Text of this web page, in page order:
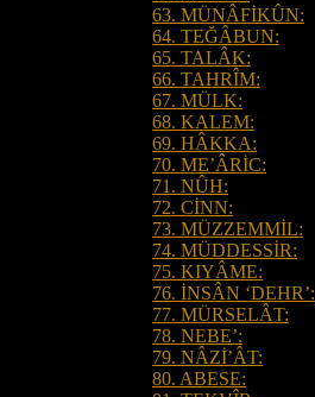
63. MÜNÂFİKÛN:
64. TEĞÂBUN:
65. TALÂK:
66. TAHRÎM:
67. MÜLK:
68. KALEM:
69. HÂKKA:
70. ME’ÂRİC:
71. NÛH:
72. CİNN:
73. MÜZZEMMİL:
74. MÜDDESSİR:
75. KIYÂME:
76. İNSÂN ‘DEHR’:
77. MÜRSELÂT:
78. NEBE’:
79. NÂZİ’ÂT:
80. ABESE: